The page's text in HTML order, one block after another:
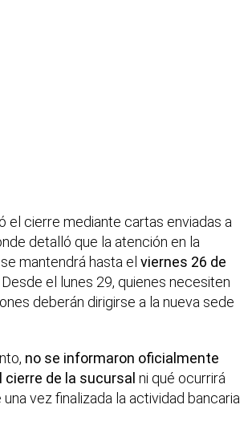
el cierre mediante cartas enviadas a
detalló que la atención en la
mantendrá hasta el viernes 26 de
Desde el lunes 29, quienes necesiten
deberán dirigirse a la nueva sede
no se informaron oficialmente
cierre de la sucursal ni qué ocurrirá
vez finalizada la actividad bancaria